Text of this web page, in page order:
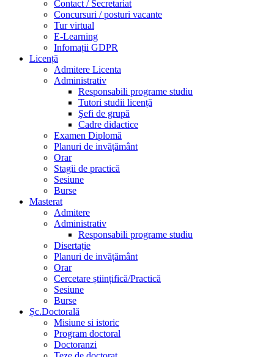
Contact / Secretariat
Concursuri / posturi vacante
Tur virtual
E-Learning
Infomații GDPR
Licență
Admitere Licenta
Administrativ
Responsabili programe studiu
Tutori studii licență
Şefi de grupă
Cadre didactice
Examen Diplomă
Planuri de invățământ
Orar
Stagii de practică
Sesiune
Burse
Masterat
Admitere
Administrativ
Responsabili programe studiu
Disertație
Planuri de invățământ
Orar
Cercetare științifică/Practică
Sesiune
Burse
Șc.Doctorală
Misiune si istoric
Program doctoral
Doctoranzi